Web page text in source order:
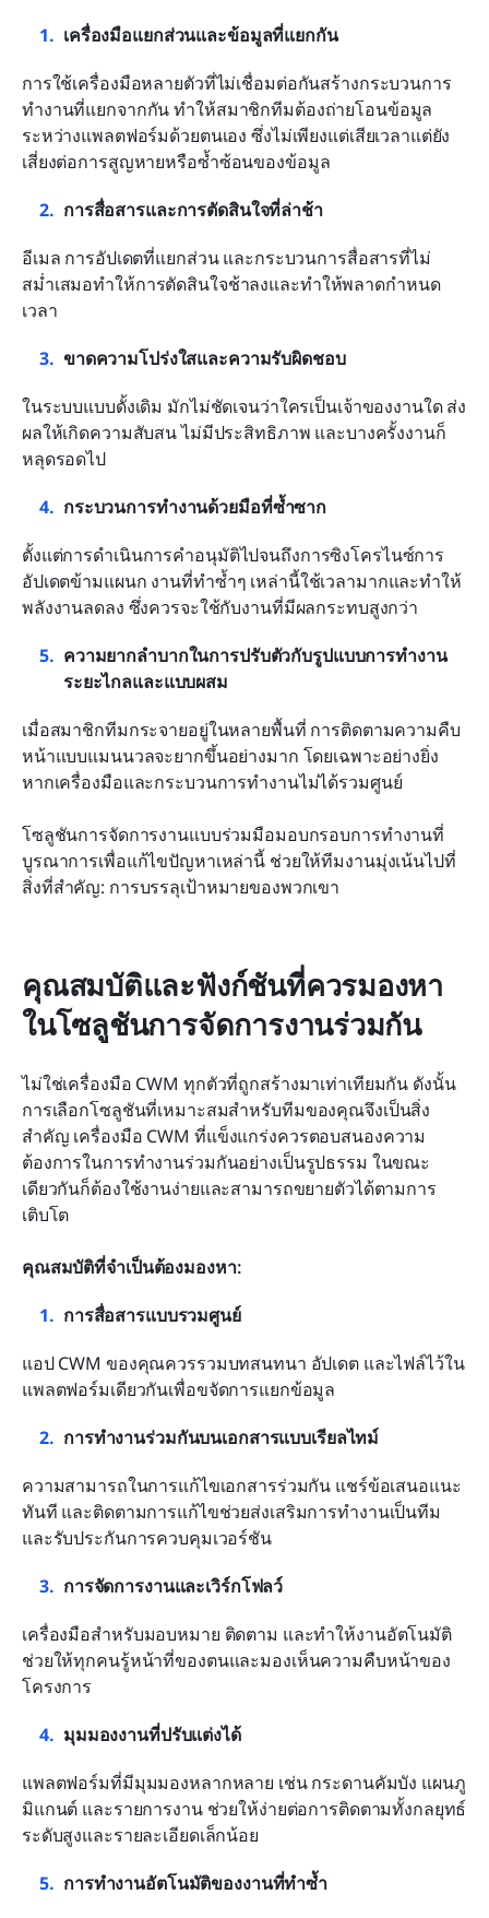
เครื่องมือแยกส่วนและข้อมูลที่แยกกัน
การใช้เครื่องมือหลายตัวที่ไม่เชื่อมต่อกันสร้างกระบวนการ
ทำงานที่แยกจากกัน ทำให้สมาชิกทีมต้องถ่ายโอนข้อมูล
ระหว่างแพลตฟอร์มด้วยตนเอง ซึ่งไม่เพียงแต่เสียเวลาแต่ยัง
เสี่ยงต่อการสูญหายหรือซ้ำซ้อนของข้อมูล
การสื่อสารและการตัดสินใจที่ล่าช้า
อีเมล การอัปเดตที่แยกส่วน และกระบวนการสื่อสารที่ไม่
สม่ำเสมอทำให้การตัดสินใจช้าลงและทำให้พลาดกำหนด
เวลา
ขาดความโปร่งใสและความรับผิดชอบ
ในระบบแบบดั้งเดิม มักไม่ชัดเจนว่าใครเป็นเจ้าของงานใด ส่ง
ผลให้เกิดความสับสน ไม่มีประสิทธิภาพ และบางครั้งงานก็
หลุดรอดไป
กระบวนการทำงานด้วยมือที่ซ้ำซาก
ตั้งแต่การดำเนินการคำอนุมัติไปจนถึงการซิงโครไนซ์การ
อัปเดตข้ามแผนก งานที่ทำซ้ำๆ เหล่านี้ใช้เวลามากและทำให้
พลังงานลดลง ซึ่งควรจะใช้กับงานที่มีผลกระทบสูงกว่า
ความยากลำบากในการปรับตัวกับรูปแบบการทำงาน
ระยะไกลและแบบผสม
เมื่อสมาชิกทีมกระจายอยู่ในหลายพื้นที่ การติดตามความคืบ
หน้าแบบแมนนวลจะยากขึ้นอย่างมาก โดยเฉพาะอย่างยิ่ง
หากเครื่องมือและกระบวนการทำงานไม่ได้รวมศูนย์
โซลูชันการจัดการงานแบบร่วมมือมอบกรอบการทำงานที่
บูรณาการเพื่อแก้ไขปัญหาเหล่านี้ ช่วยให้ทีมงานมุ่งเน้นไปที่
สิ่งที่สำคัญ: การบรรลุเป้าหมายของพวกเขา
คุณสมบัติและฟังก์ชันที่ควรมองหา
ในโซลูชันการจัดการงานร่วมกัน
ไม่ใช่เครื่องมือ CWM ทุกตัวที่ถูกสร้างมาเท่าเทียมกัน ดังนั้น
การเลือกโซลูชันที่เหมาะสมสำหรับทีมของคุณจึงเป็นสิ่ง
สำคัญ เครื่องมือ CWM ที่แข็งแกร่งควรตอบสนองความ
ต้องการในการทำงานร่วมกันอย่างเป็นรูปธรรม ในขณะ
เดียวกันก็ต้องใช้งานง่ายและสามารถขยายตัวได้ตามการ
เติบโต
คุณสมบัติที่จำเป็นต้องมองหา:
การสื่อสารแบบรวมศูนย์
แอป CWM ของคุณควรรวมบทสนทนา อัปเดต และไฟล์ไว้ใน
แพลตฟอร์มเดียวกันเพื่อขจัดการแยกข้อมูล
การทำงานร่วมกันบนเอกสารแบบเรียลไทม์
ความสามารถในการแก้ไขเอกสารร่วมกัน แชร์ข้อเสนอแนะ
ทันที และติดตามการแก้ไขช่วยส่งเสริมการทำงานเป็นทีม
และรับประกันการควบคุมเวอร์ชัน
การจัดการงานและเวิร์กโฟลว์
เครื่องมือสำหรับมอบหมาย ติดตาม และทำให้งานอัตโนมัติ
ช่วยให้ทุกคนรู้หน้าที่ของตนและมองเห็นความคืบหน้าของ
โครงการ
มุมมองงานที่ปรับแต่งได้
แพลตฟอร์มที่มีมุมมองหลากหลาย เช่น กระดานคัมบัง แผนภู
มิแกนต์ และรายการงาน ช่วยให้ง่ายต่อการติดตามทั้งกลยุทธ์
ระดับสูงและรายละเอียดเล็กน้อย
การทำงานอัตโนมัติของงานที่ทำซ้ำ